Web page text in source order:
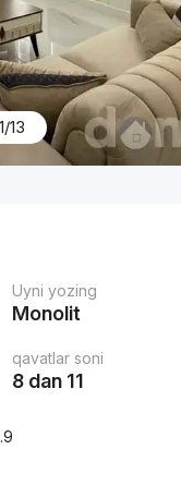
1/13
Uyni yozing
Monolit
qavatlar soni
8 dan 11